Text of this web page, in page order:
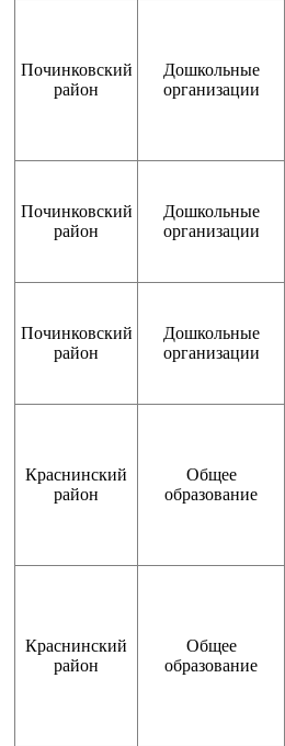
Починковский
район
Дошкольные
организации
Починковский
район
Дошкольные
организации
Починковский
район
Дошкольные
организации
Краснинский
район
Общее
образование
Краснинский
район
Общее
образование